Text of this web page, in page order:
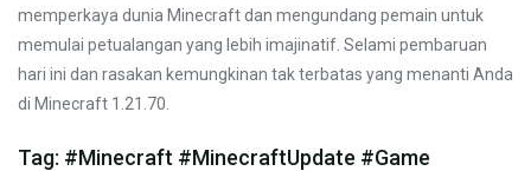
memperkaya dunia Minecraft dan mengundang pemain untuk
memulai petualangan yang lebih imajinatif. Selami pembaruan
hari ini dan rasakan kemungkinan tak terbatas yang menanti Anda
di Minecraft 1.21.70.
Tag: #Minecraft #MinecraftUpdate #Game